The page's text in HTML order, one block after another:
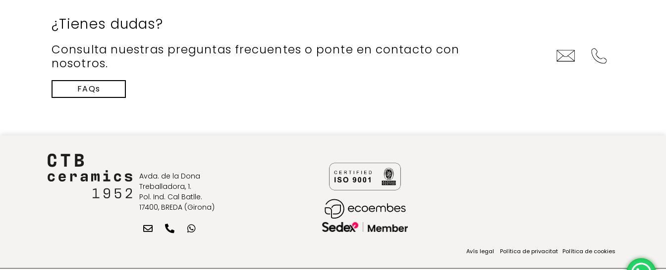
¿Tienes dudas?
Consulta nuestras preguntas frecuentes o ponte en contacto con
nosotros.
FAQs
Avda. de la Dona
Treballadora, 1.
Pol. Ind. Cal Batlle.
17400, BREDA (Girona)
Avís legal Política de privacitat Política de cookies